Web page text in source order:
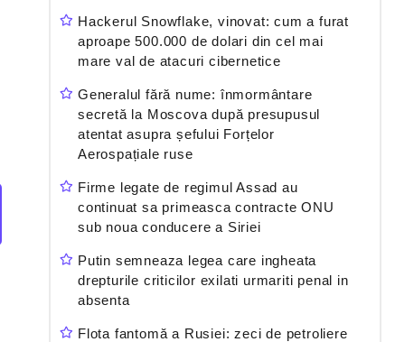
Hackerul Snowflake, vinovat: cum a furat
aproape 500.000 de dolari din cel mai
mare val de atacuri cibernetice
Generalul fără nume: înmormântare
secretă la Moscova după presupusul
atentat asupra șefului Forțelor
Aerospațiale ruse
Firme legate de regimul Assad au
continuat sa primeasca contracte ONU
sub noua conducere a Siriei
Putin semneaza legea care ingheata
drepturile criticilor exilati urmariti penal in
absenta
Flota fantomă a Rusiei: zeci de petroliere